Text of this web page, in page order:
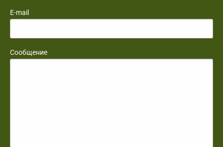
E-mail
Сообщение